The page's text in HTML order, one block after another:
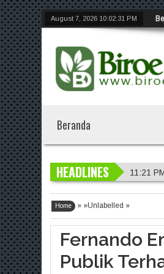
August 7, 2026 10:02:32 PM
Beranda
HEADLINES
11:21
11:18
7:14
11:23
Home » »Unlabelled »
Fernando
Publik